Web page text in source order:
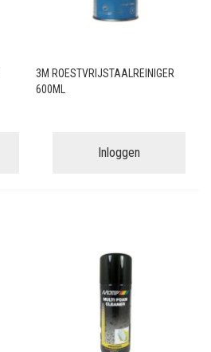
3M ROESTVRIJSTAALREINIGER
600ML
Inloggen